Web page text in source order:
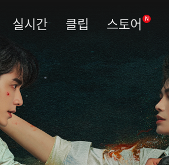
실시간 클립 스토어 N